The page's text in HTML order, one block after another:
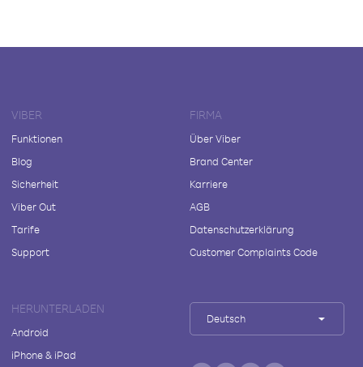
VIBER
Funktionen
Blog
Sicherheit
Viber Out
Tarife
Support
FIRMA
Über Viber
Brand Center
Karriere
AGB
Datenschutzerklärung
Customer Complaints Code
HERUNTERLADEN
Android
iPhone & iPad
Deutsch